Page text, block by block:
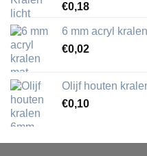
€0,18
6 mm acryl
€0,02
Olijf houten
€0,10